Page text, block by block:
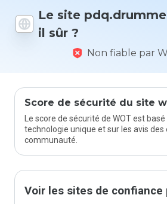
Le site
il sûr ?
Non fiable par
Score de sécurité du site
Le score de sécurité de WOT est
technologie unique et sur les avis des
communauté.
Voir les sites de confiance